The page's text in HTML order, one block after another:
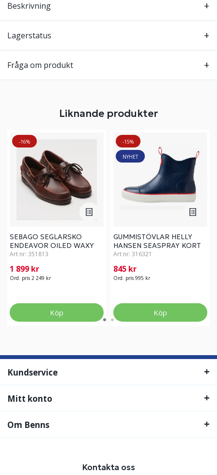
Beskrivning
Lagerstatus
Fråga om produkt
Liknande produkter
-16%
SEBAGO SEGLARSKO
ENDEAVOR OILED WAXY
43
Art nr: 351813
1 899 kr
Ord. pris 2 249 kr
Köp
-15%
NYHET
GUMMISTÖVLAR HELLY
HANSEN SEASPRAY KORT
STL 38/7F
Art nr: 316321
845 kr
Ord. pris 995 kr
Köp
Kundservice
Mitt konto
Om Benns
Kontakta oss